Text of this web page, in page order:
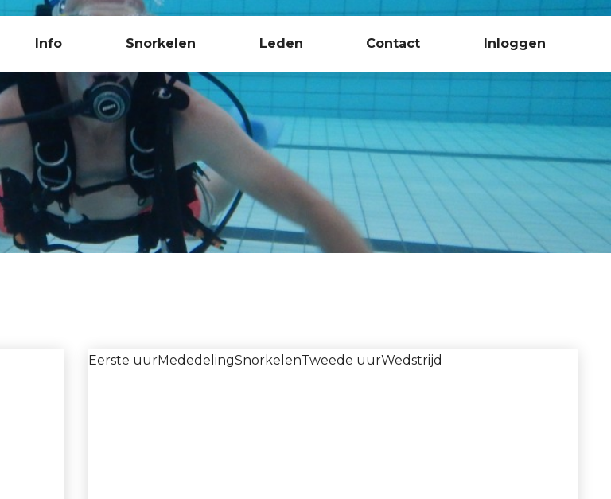
Info Snorkelen Leden Contact Inloggen
Eerste uurMededelingSnorkelenTweede uurWedstrijd